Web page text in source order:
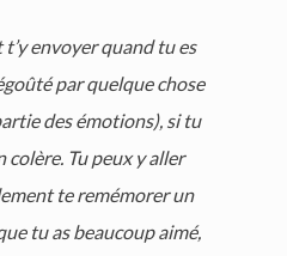
envoyer quand tu es
par quelque chose
des émotions), si tu
colère. Tu peux y aller
te remémorer un
tu as beaucoup aimé,